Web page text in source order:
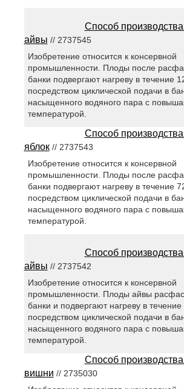
Способ
айвы // 2737545
Изобретение относится к консервной
промышленности. Плоды после
банки подвергают нагреву в течение
посредством циклической подачи в
насыщенного водяного пара с
температурой.
Способ
яблок// 2737543
Изобретение относится к консервной
промышленности. Плоды после
банки подвергают нагреву в течение
посредством циклической подачи в
насыщенного водяного пара с
температурой.
Способ
айвы // 2737542
Изобретение относится к консервной
промышленности. Плоды айвы
банки и подвергают нагреву в течение
посредством циклической подачи в
насыщенного водяного пара с
температурой.
Способ
вишни // 2735030